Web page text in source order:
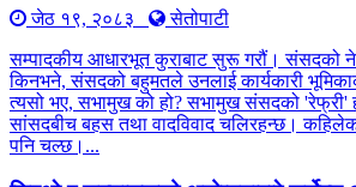
जेठ १९, २०८३
सेतोपाटी
सम्पादकीय आधारभूत कुराबाट सुरू गरौं। संसदको
किनभने, संसदको बहुमतले उनलाई कार्यकारी
त्यसो भए, सभामुख को हो? सभामुख संसदको 'रेफ्री'
सांसदबीच बहस तथा वादविवाद चलिरहन्छ।
पनि चल्छ।...